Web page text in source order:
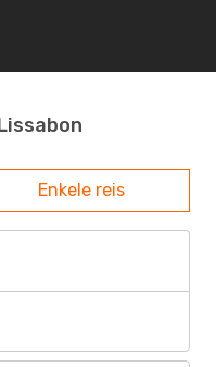
Enkele reis